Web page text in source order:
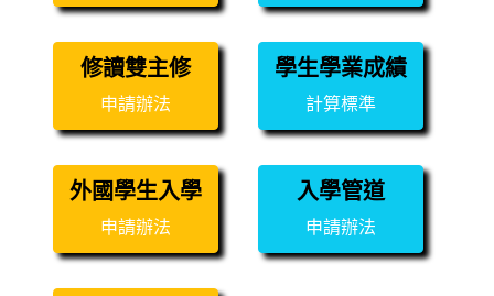
修讀雙主修
申請辦法
學生學業成績
計算標準
外國學生入學
申請辦法
入學管道
申請辦法